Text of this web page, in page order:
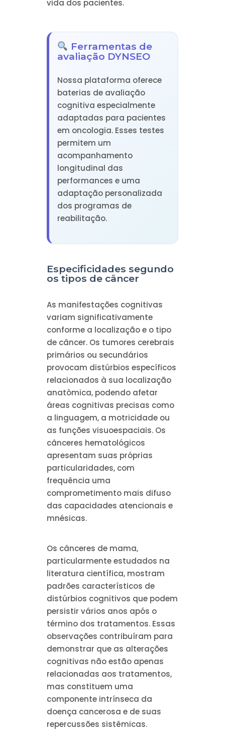
vida dos pacientes.
Ferramentas de
avaliação DYNSEO
Nossa plataforma oferece
baterias de avaliação
cognitiva especialmente
adaptadas para pacientes
em oncologia. Esses testes
permitem um
acompanhamento
longitudinal das
performances e uma
adaptação personalizada
dos programas de
reabilitação.
Especificidades segundo
os tipos de câncer
As manifestações cognitivas
variam significativamente
conforme a localização e o tipo
de câncer. Os tumores cerebrais
primários ou secundários
provocam distúrbios específicos
relacionados à sua localização
anatômica, podendo afetar
áreas cognitivas precisas como
a linguagem, a motricidade ou
as funções visuoespaciais. Os
cânceres hematológicos
apresentam suas próprias
particularidades, com
frequência uma
comprometimento mais difuso
das capacidades atencionais e
mnésicas.
Os cânceres de mama,
particularmente estudados na
literatura científica, mostram
padrões característicos de
distúrbios cognitivos que podem
persistir vários anos após o
término dos tratamentos. Essas
observações contribuíram para
demonstrar que as alterações
cognitivas não estão apenas
relacionadas aos tratamentos,
mas constituem uma
componente intrínseca da
doença cancerosa e de suas
repercussões sistêmicas.